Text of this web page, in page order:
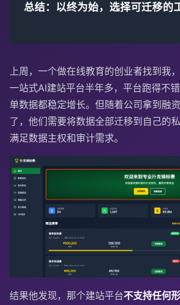
总结：以终为始，选择可迁移的
上周，一个做在线教育的创业者找到我
一站式AI建站平台半年多，平台跑得不
单数据都稳定增长。但随着公司拿到融
了，他们需要将数据全部迁移到自己的
满足数据主权和审计需求。
结果他发现，那个建站平台不支持任何